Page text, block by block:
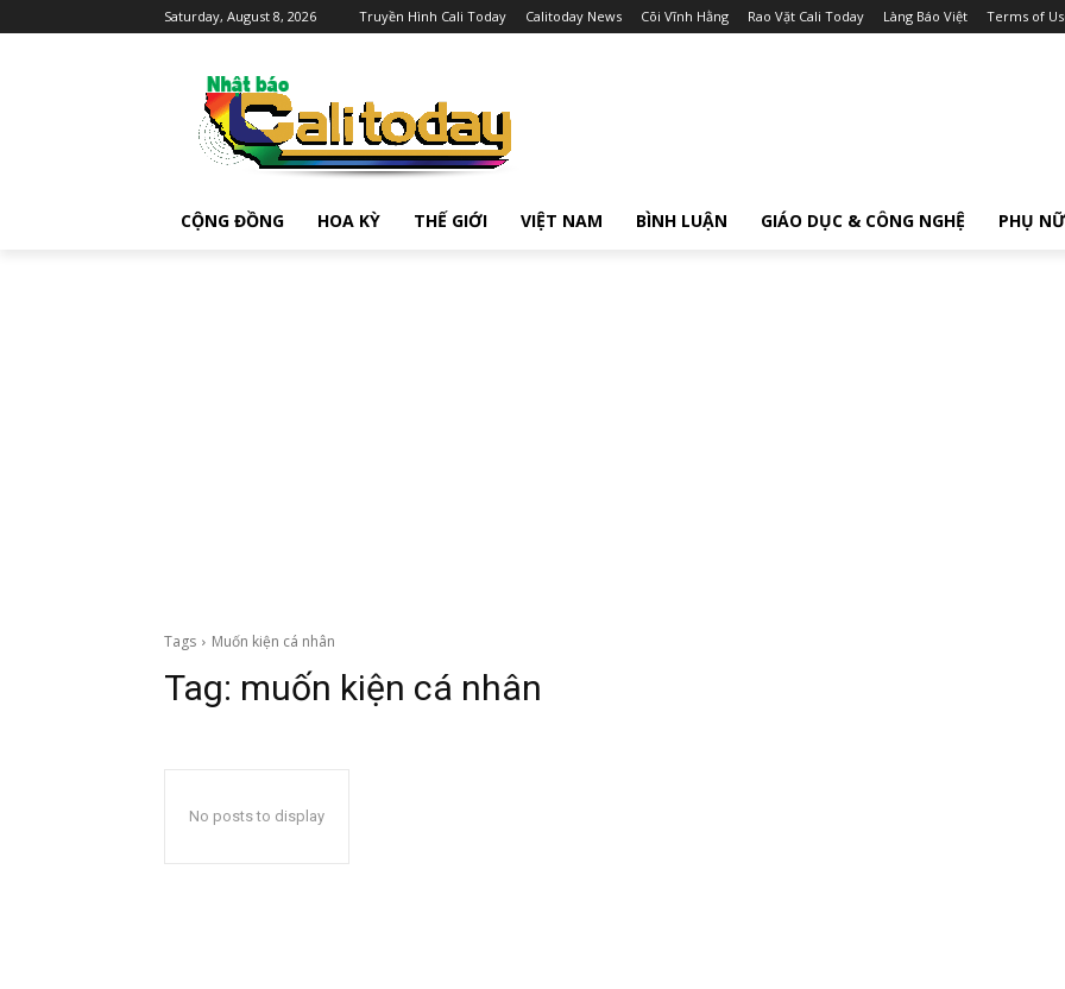
Saturday, August 8, 2026 Truyền Hình Cali Today Calitoday News Cõi Vĩnh Hằng Rao Vặt Cali Today Làng Báo Việt Terms of
CỘNG ĐỒNG HOA KỲ THẾ GIỚI VIỆT NAM BÌNH LUẬN GIÁO DỤC & CÔNG NGHỆ PHỤ NỮ
Tags Muốn kiện cá nhân
Tag: muốn kiện cá nhân
No posts to display